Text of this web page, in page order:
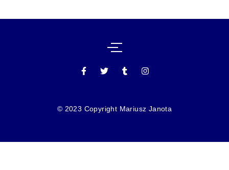
© 2023 Copyright Mariusz Janota